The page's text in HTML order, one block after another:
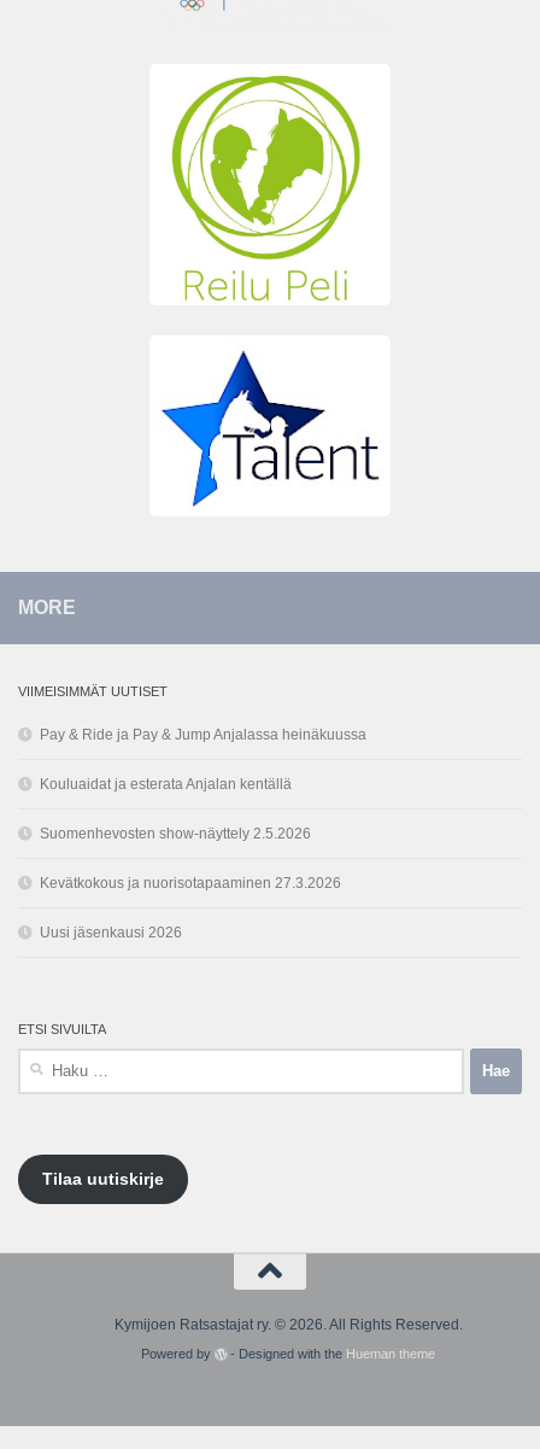
MORE
VIIMEISIMMÄT UUTISET
Pay & Ride ja Pay & Jump Anjalassa heinäkuussa
Kouluaidat ja esterata Anjalan kentällä
Suomenhevosten show-näyttely 2.5.2026
Kevätkokous ja nuorisotapaaminen 27.3.2026
Uusi jäsenkausi 2026
ETSI SIVUILTA
Tilaa uutiskirje
Kymijoen Ratsastajat ry. © 2026. All Rights Reserved.
Powered by - Designed with the Hueman theme